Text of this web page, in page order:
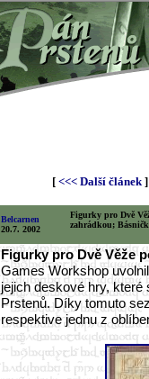
[ <<< Další článek]
Belcarnen
20.7. 2002
Figurky pro Dvě
zahrádkou;
Figurky pro Dvě Věže
Games Workshop
jejich deskové hry,
Prstenů. Díky tomuto
respektive jednu z